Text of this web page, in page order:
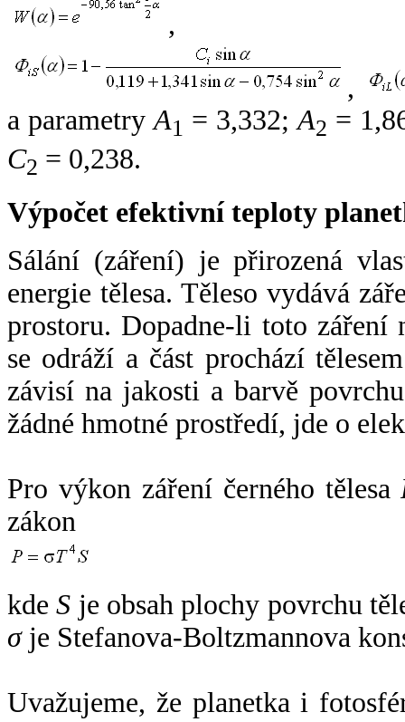
,
,
a parametryA1 = 3,332;A2 =
C2 = 0,238.
Výpočet efektivní teploty
Sálání (záření) je přirozená
energie tělesa. Těleso vydává
prostoru. Dopadne-li toto záření
se odráží a část prochází
závisí na jakosti a barvě
žádné hmotné prostředí, jde o
Pro výkon záření černého tělesa
zákon
kdeS je obsah plochy povrchu
σje Stefanova-Boltzmannova
Uvažujeme, že planetka i